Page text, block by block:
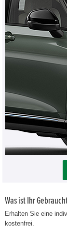
Was ist Ihr
Erhalten Sie eine
kostenfrei.